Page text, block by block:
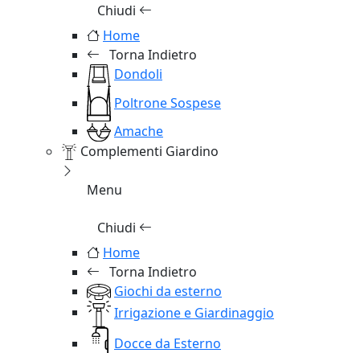
Chiudi
Home
Torna Indietro
Dondoli
Poltrone Sospese
Amache
Complementi Giardino
Menu
Chiudi
Home
Torna Indietro
Giochi da esterno
Irrigazione e Giardinaggio
Docce da Esterno